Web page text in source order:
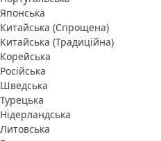
Японська
Китайська (Спрощена)
Китайська (Традиційна)
Корейська
Російська
Шведська
Турецька
Нідерландська
Литовська